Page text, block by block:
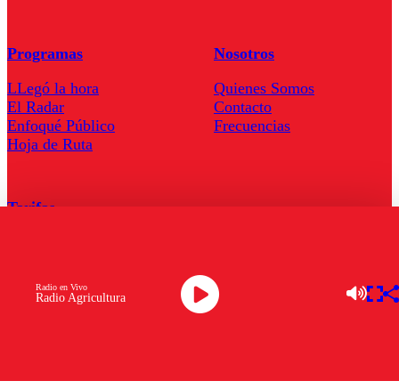
Radio Agricultura
Radio en Vivo
Programas
LLegó la hora
El Radar
Enfoqué Público
Hoja de Ruta
Nosotros
Quienes Somos
Contacto
Frecuencias
Tarifas
Descarga la APP